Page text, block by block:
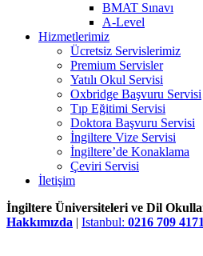
BMAT Sınavı
A-Level
Hizmetlerimiz
Ücretsiz Servislerimiz
Premium Servisler
Yatılı Okul Servisi
Oxbridge Başvuru Servisi
Tıp Eğitimi Servisi
Doktora Başvuru Servisi
İngiltere Vize Servisi
İngiltere’de Konaklama
Çeviri Servisi
İletişim
İngiltere Üniversiteleri ve Dil
Hakkımızda | Istanbul: 0216 709 4171